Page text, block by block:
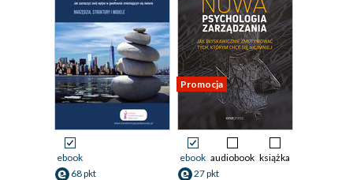
ebook
68 pkt
Promocja
ebook audiobook książka
27 pkt